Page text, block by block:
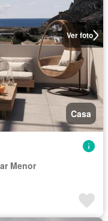
Ver foto
Casa
Menor